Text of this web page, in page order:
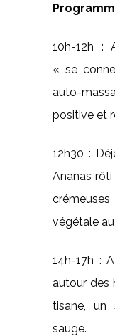
10h-12h :
« se
auto-
positive et
12h30 :
Ananas
végétale
14h-17h :
autour des
tisane, un
sauge.